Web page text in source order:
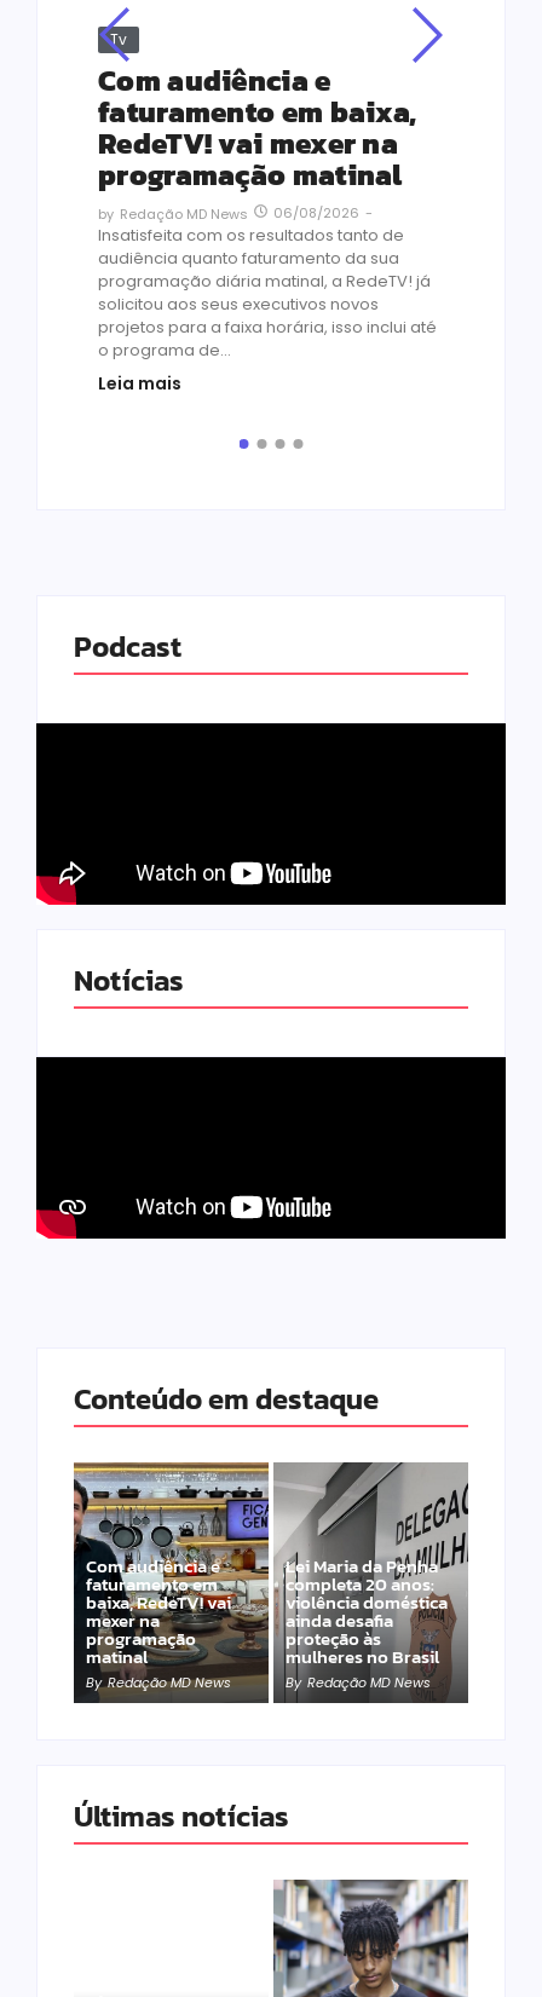
Tv
Com audiência e
faturamento em baixa,
RedeTV! vai mexer na
programação matinal
by Redação MD News 06/08/2026 -
Insatisfeita com os resultados tanto de
audiência quanto faturamento da sua
programação diária matinal, a RedeTV! já
solicitou aos seus executivos novos
projetos para a faixa horária, isso inclui até
o programa de...
Leia mais
Podcast
Notícias
Conteúdo em destaque
Com audiência e
faturamento em
baixa, RedeTV! vai
mexer na
programação
matinal
By Redação MD News
Lei Maria da Penha
completa 20 anos:
violência doméstica
ainda desafia
proteção às
mulheres no Brasil
By Redação MD News
Últimas notícias